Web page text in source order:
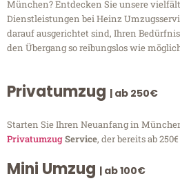
München? Entdecken Sie unsere
Dienstleistungen bei Heinz
darauf ausgerichtet sind, Ihren
den Übergang so reibungslos wie
Privatumzug | ab 250€
Starten Sie Ihren Neuanfang in
PrivatumzugService, der bereits ab
Mini Umzug | ab 100€